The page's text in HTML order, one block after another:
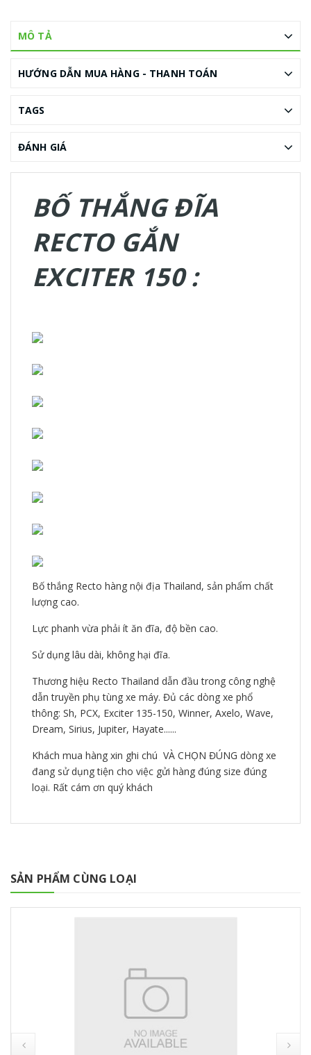
MÔ TẢ
HƯỚNG DẪN MUA HÀNG - THANH TOÁN
TAGS
ĐÁNH GIÁ
BỐ THẮNG ĐĨA
RECTO GẮN
EXCITER 150 :
Bố thắng Recto hàng nội địa Thailand, sản phẩm chất
lượng cao.
Lực phanh vừa phải ít ăn đĩa, độ bền cao.
Sử dụng lâu dài, không hại đĩa.
Thương hiệu Recto Thailand dẫn đầu trong công nghệ
dẫn truyền phụ tùng xe máy. Đủ các dòng xe phổ
thông: Sh, PCX, Exciter 135-150, Winner, Axelo, Wave,
Dream, Sirius, Jupiter, Hayate......
Khách mua hàng xin ghi chú VÀ CHỌN ĐÚNG dòng xe
đang sử dụng tiện cho việc gửi hàng đúng size đúng
loại. Rất cám ơn quý khách
SẢN PHẨM CÙNG LOẠI